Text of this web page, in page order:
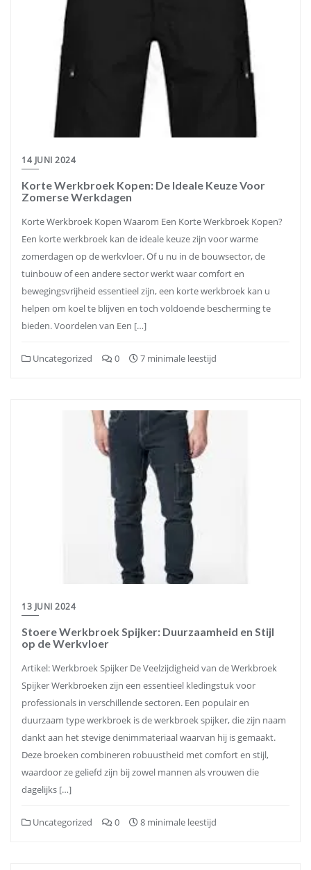
14 JUNI 2024
Korte Werkbroek Kopen: De Ideale Keuze Voor
Zomerse Werkdagen
Korte Werkbroek Kopen Waarom Een Korte Werkbroek Kopen?
Een korte werkbroek kan de ideale keuze zijn voor warme
zomerdagen op de werkvloer. Of u nu in de bouwsector, de
tuinbouw of een andere sector werkt waar comfort en
bewegingsvrijheid essentieel zijn, een korte werkbroek kan u
helpen om koel te blijven en toch voldoende bescherming te
bieden. Voordelen van Een […]
Uncategorized 0 7 minimale leestijd
13 JUNI 2024
Stoere Werkbroek Spijker: Duurzaamheid en Stijl
op de Werkvloer
Artikel: Werkbroek Spijker De Veelzijdigheid van de Werkbroek
Spijker Werkbroeken zijn een essentieel kledingstuk voor
professionals in verschillende sectoren. Een populair en
duurzaam type werkbroek is de werkbroek spijker, die zijn naam
dankt aan het stevige denimmateriaal waarvan hij is gemaakt.
Deze broeken combineren robuustheid met comfort en stijl,
waardoor ze geliefd zijn bij zowel mannen als vrouwen die
dagelijks […]
Uncategorized 0 8 minimale leestijd